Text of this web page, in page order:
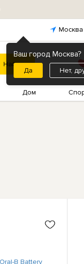
Москва
Ваш город Москва?
Нет,
Дом